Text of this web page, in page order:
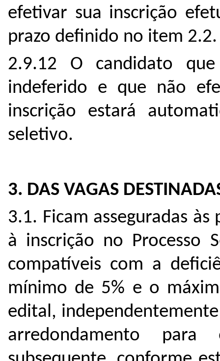
efetivar sua inscrição
prazo definido no item 2.2.
2.9.12 O candidato
indeferido e que não
inscrição estará
seletivo.
3. DAS VAGAS
3.1. Ficam asseguradas
à inscrição no Processo
compatíveis com a
mínimo de 5% e o
edital,
arredondamento